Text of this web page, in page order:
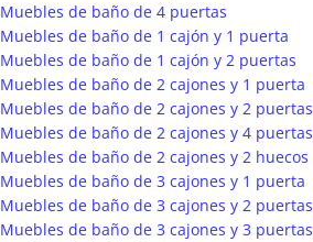
Muebles de baño de 4 puertas
Muebles de baño de 1 cajón y 1 puerta
Muebles de baño de 1 cajón y 2 puertas
Muebles de baño de 2 cajones y 1 puerta
Muebles de baño de 2 cajones y 2 puertas
Muebles de baño de 2 cajones y 4 puertas
Muebles de baño de 2 cajones y 2 huecos
Muebles de baño de 3 cajones y 1 puerta
Muebles de baño de 3 cajones y 2 puertas
Muebles de baño de 3 cajones y 3 puertas